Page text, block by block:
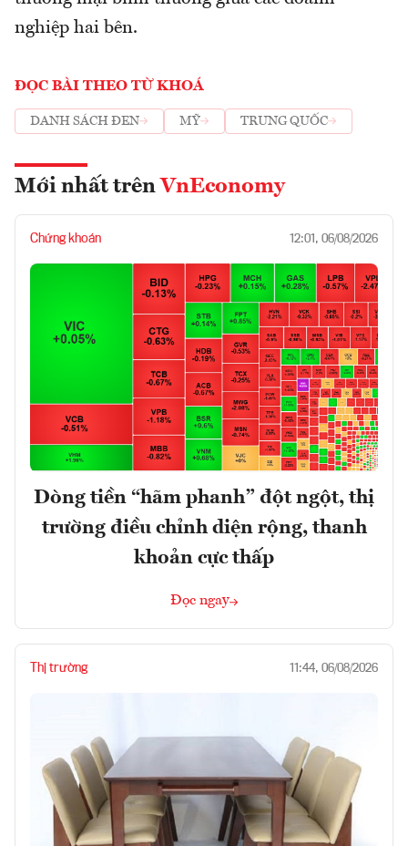
nghiệp hai bên.
ĐỌC BÀI THEO TỪ KHOÁ
DANH SÁCH ĐEN MỸ TRUNG QUỐC
Mới nhất trên VnEconomy
Chứng khoán 12:01, 06/08/2026
Dòng tiền “hãm phanh” đột ngột, thị
trường điều chỉnh diện rộng, thanh
khoản cực thấp
Đọc ngay
Thị trường 11:44, 06/08/2026